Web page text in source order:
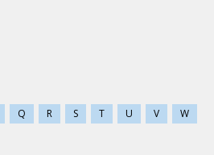
Q R S T U V
W